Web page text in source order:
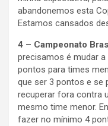
abandonemos esta
Estamos cansados
4 – Campeonato
precisamos é mudar
pontos para times
que ser 3 pontos e se
recuperar fora contra
mesmo time menor.
fazer no mínimo 4